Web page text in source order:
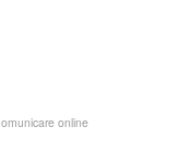
online